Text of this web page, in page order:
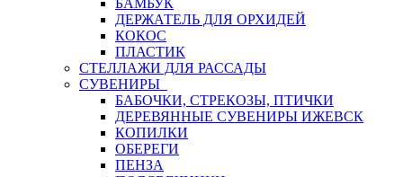
БАМБУК
ДЕРЖАТЕЛЬ ДЛЯ ОРХИДЕЙ
КОКОС
ПЛАСТИК
СТЕЛЛАЖИ ДЛЯ РАССАДЫ
СУВЕНИРЫ
БАБОЧКИ, СТРЕКОЗЫ, ПТИЧКИ
ДЕРЕВЯННЫЕ СУВЕНИРЫ ИЖЕВСК
КОПИЛКИ
ОБЕРЕГИ
ПЕНЗА